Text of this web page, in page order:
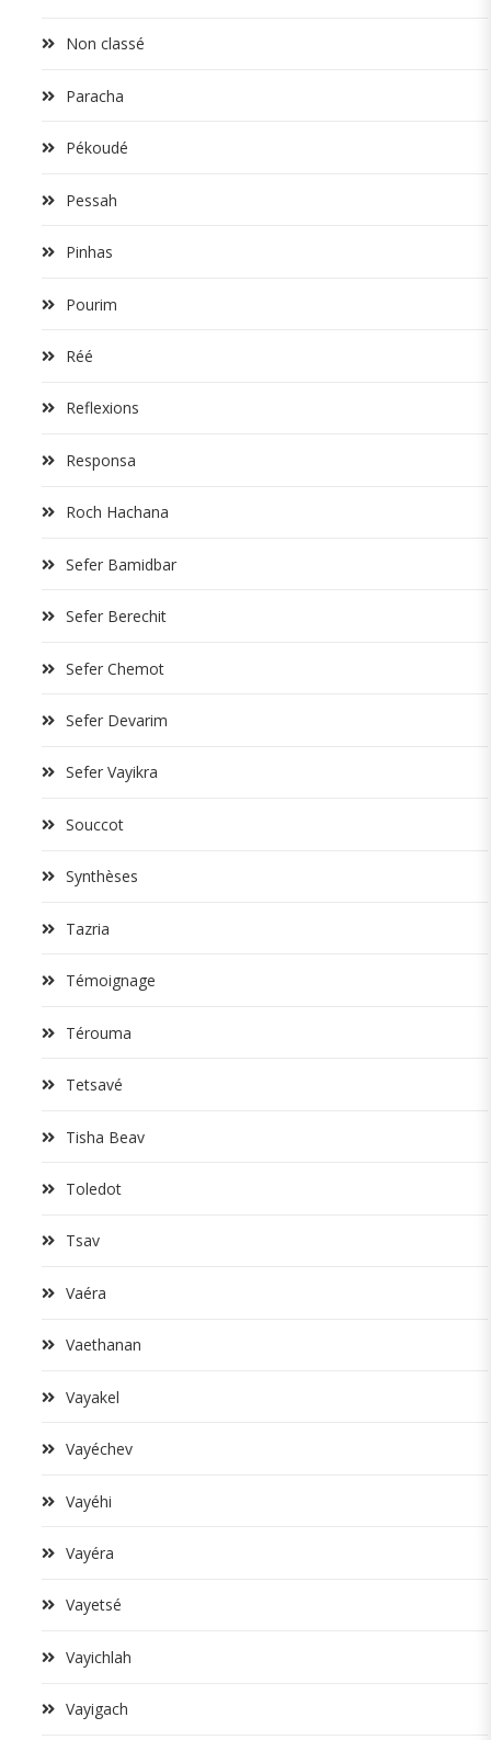
Non classé
Paracha
Pékoudé
Pessah
Pinhas
Pourim
Réé
Reflexions
Responsa
Roch Hachana
Sefer Bamidbar
Sefer Berechit
Sefer Chemot
Sefer Devarim
Sefer Vayikra
Souccot
Synthèses
Tazria
Témoignage
Térouma
Tetsavé
Tisha Beav
Toledot
Tsav
Vaéra
Vaethanan
Vayakel
Vayéchev
Vayéhi
Vayéra
Vayetsé
Vayichlah
Vayigach